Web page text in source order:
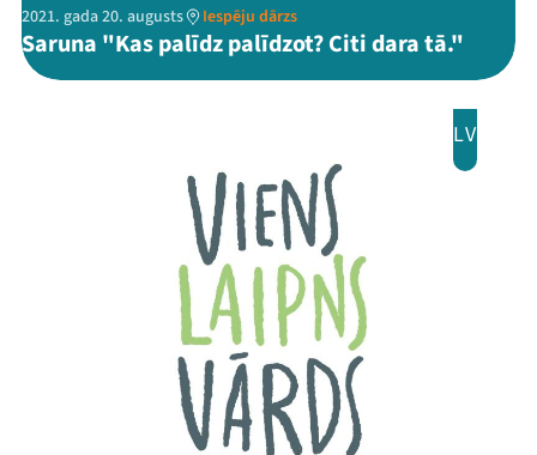
Festivāls
Programma
Arhīvs
Viņi bija LAMPĀ 2026
Jaunumi
2021. gada 20. augusts Iespēju dārzs
Saruna "Kas palīdz palīdzot? Citi dara tā."
LV